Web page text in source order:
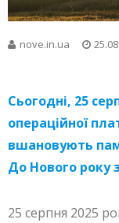
nove.in.ua
Сьогодні, 25
операційної
вшановують
До Нового року
25 серпня 2025